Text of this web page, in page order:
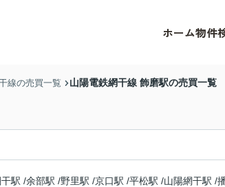
ホーム物件
線の売買一覧 山陽電鉄網干線 飾磨駅の売買一覧
駅 /余部駅 /野里駅 /京口駅 /平松駅 /山陽網干駅 /